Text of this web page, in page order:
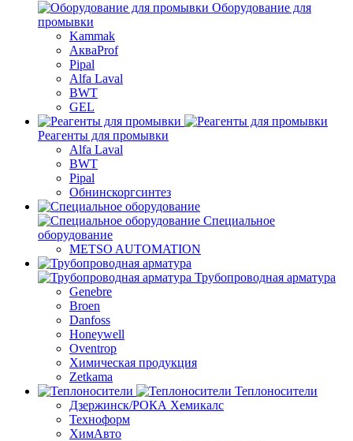
Оборудование для
промывки
Kammak
АкваProf
Pipal
Alfa Laval
BWT
GEL
Реагенты для промывки
Alfa Laval
BWT
Pipal
Обнинскоргсинтез
Специальное
оборудование
METSO AUTOMATION
Трубопроводная арматура
Genebre
Broen
Danfoss
Honeywell
Oventrop
Химическая продукция
Zetkama
Теплоносители
Дзержинск/РОКА Хемикалс
Техноформ
ХимАвто